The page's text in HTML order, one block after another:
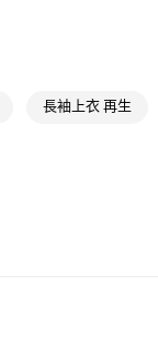
長袖上衣 再生